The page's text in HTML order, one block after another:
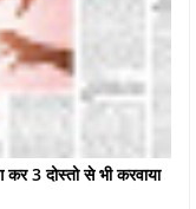
कर 3 दोस्तो से भी करवाया